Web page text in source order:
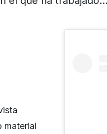
material